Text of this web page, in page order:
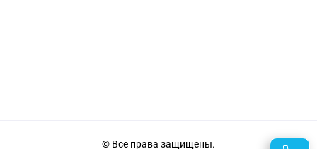
© Все права защищены.